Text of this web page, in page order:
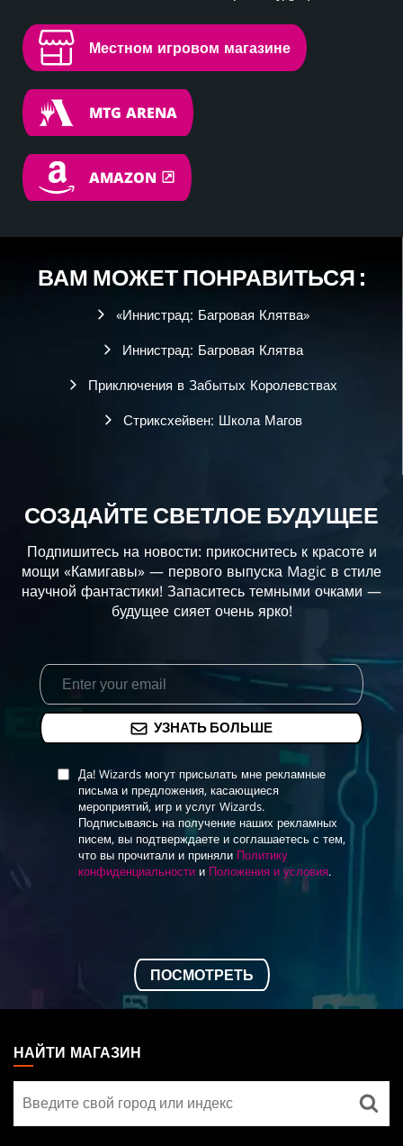
Местном игровом магазине
MTG ARENA
AMAZON
ВАМ МОЖЕТ ПОНРАВИТЬСЯ :
«Иннистрад: Багровая Клятва»
Иннистрад: Багровая Клятва
Приключения в Забытых Королевствах
Стриксхейвен: Школа Магов
СОЗДАЙТЕ СВЕТЛОЕ БУДУЩЕЕ
Подпишитесь на новости: прикоснитесь к красоте и
мощи «Камигавы» — первого выпуска Magic в стиле
научной фантастики! Запаситесь темными очками —
будущее сияет очень ярко!
УЗНАТЬ БОЛЬШЕ
Да! Wizards могут присылать мне рекламные
письма и предложения, касающиеся
мероприятий, игр и услуг Wizards.
Подписываясь на получение наших рекламных
писем, вы подтверждаете и соглашаетесь с тем,
что вы прочитали и приняли Политику
конфиденциальности и Положения и условия.
ПОСМОТРЕТЬ
THE
GATHERING
FOOTER
НАЙТИ МАГАЗИН
магазин